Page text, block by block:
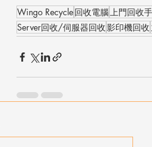
Wingo Recycle回收電腦上門回收
Server回收/伺服器回收影印機回收